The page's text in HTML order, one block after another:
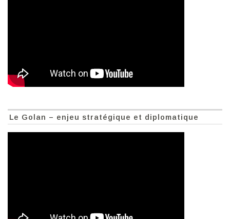
Le Golan – enjeu stratégique et diplomatique